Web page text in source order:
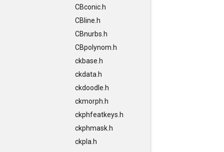
CBconic.h
CBline.h
CBnurbs.h
CBpolynom.h
ckbase.h
ckdata.h
ckdoodle.h
ckmorph.h
ckphfeatkeys.h
ckphmask.h
ckpla.h